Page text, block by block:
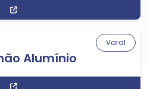
Alumínio
Varal